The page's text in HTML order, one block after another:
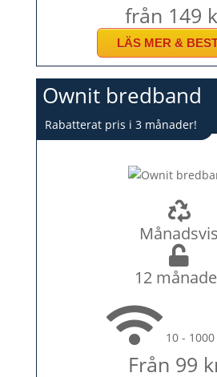
från 149
LÄS MER &
Ownit bredband
Rabatterat pris i 3 månader!
Månadsvis
12
10 -
Från 99